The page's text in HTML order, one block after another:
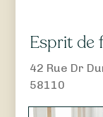
Esprit de
42 Rue Dr
58110